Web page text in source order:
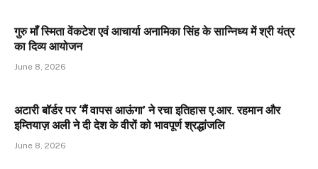
गुरु माँ स्मिता वेंकटेश एवं आचार्या अनामिका सिंह के सान्निध्य में श्री यंत्र
का दिव्य आयोजन
June 8, 2026
अटारी बॉर्डर पर ‘मैं वापस आऊंगा’ ने रचा इतिहास ए.आर. रहमान और
इम्तियाज़ अली ने दी देश के वीरों को भावपूर्ण श्रद्धांजलि
June 8, 2026